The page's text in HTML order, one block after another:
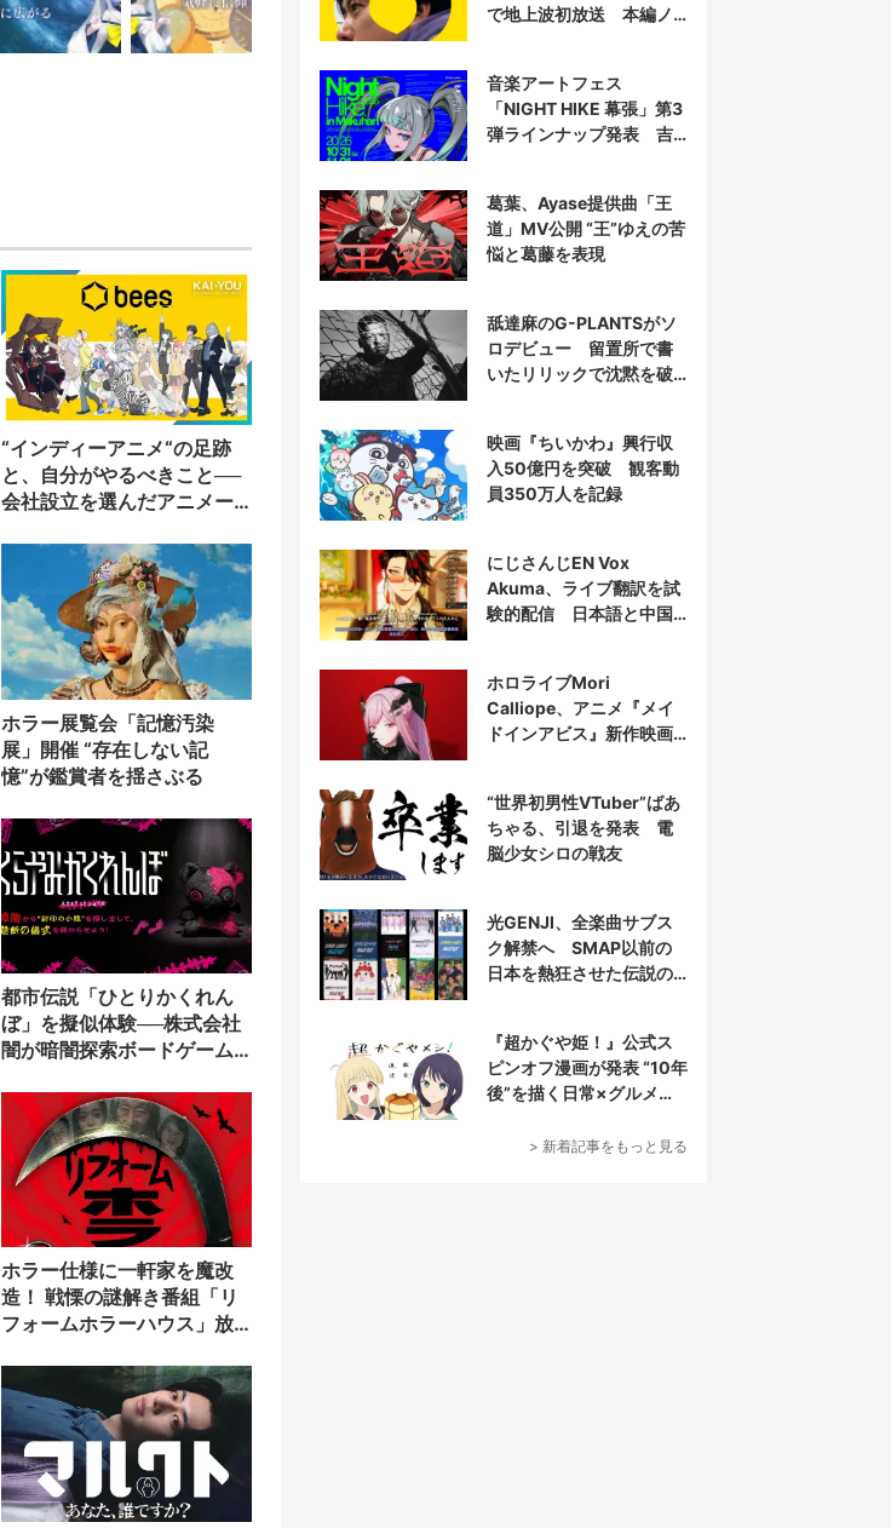
“インディーアニメ“の足跡
と、自分がやるべきこと──
会社設立を選んだアニメー
ホラー展覧会「記憶汚染
展」開催 “存在しない記
憶”が鑑賞者を揺さぶる
都市伝説「ひとりかくれん
ぼ」を擬似体験──株式会社
闇が暗闇探索ボードゲーム
ホラー仕様に一軒家を魔改
造！ 戦慄の謎解き番組「リ
フォームホラーハウス」放
で地上波初放送 本編ノ
音楽アートフェス
「NIGHT HIKE 幕張」第3
弾ラインナップ発表 吉
葛葉、Ayase提供曲「王
道」MV公開 “王”ゆえの苦
悩と葛藤を表現
舐達麻のG-PLANTSがソ
ロデビュー 留置所で書
いたリリックで沈黙を破
映画『ちいかわ』興行収
入50億円を突破 観客動
員350万人を記録
にじさんじEN Vox
Akuma、ライブ翻訳を試
験的配信 日本語と中国
ホロライブMori
Calliope、アニメ『メイ
ドインアビス』新作映画
“世界初男性VTuber”ばあ
ちゃる、引退を発表 電
脳少女シロの戦友
光GENJI、全楽曲サブス
ク解禁へ SMAP以前の
日本を熱狂させた伝説の
『超かぐや姫！』公式ス
ピンオフ漫画が発表 “10年
後”を描く日常×グルメ作
> 新着記事をもっと見る